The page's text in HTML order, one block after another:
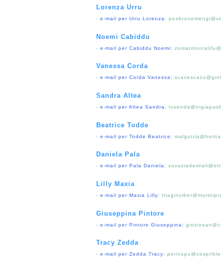
Lorenza Urru
- e-mail per Urru Lorenza:
Noemi Cabiddu
- e-mail per Cabiddu Noemi:
Vanessa Corda
- e-mail per Corda Vanessa:
Sandra Altea
- e-mail per Altea Sandra:
Beatrice Todde
- e-mail per Todde Beatrice:
Daniela Pala
- e-mail per Pala Daniela:
Lilly Maxia
- e-mail per Maxia Lilly:
Giuseppina Pintore
- e-mail per Pintore Giuseppina:
Tracy Zedda
- e-mail per Zedda Tracy: